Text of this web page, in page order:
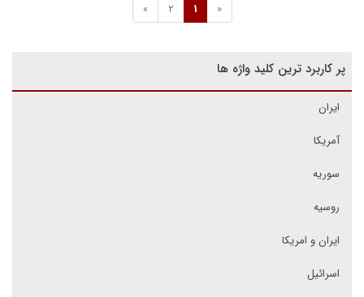
«
1
2
»
پر کاربرد ترین کلید واژه ها
ایران
آمریکا
سوریه
روسیه
ایران و امریکا
اسرائیل